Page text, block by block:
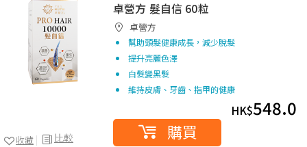
比較
收藏
卓營方 髮自信 60粒
卓營方
幫助頭髮健康成長，減少脫髮
提升亮麗色澤
白髮變黑髮
維持皮膚、牙齒、指甲的健康
HK$548.0
購買